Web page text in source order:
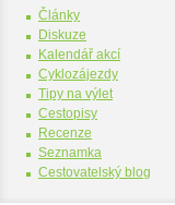
Články
Diskuze
Kalendář akcí
Cyklozájezdy
Tipy na výlet
Cestopisy
Recenze
Seznamka
Cestovatelský blog